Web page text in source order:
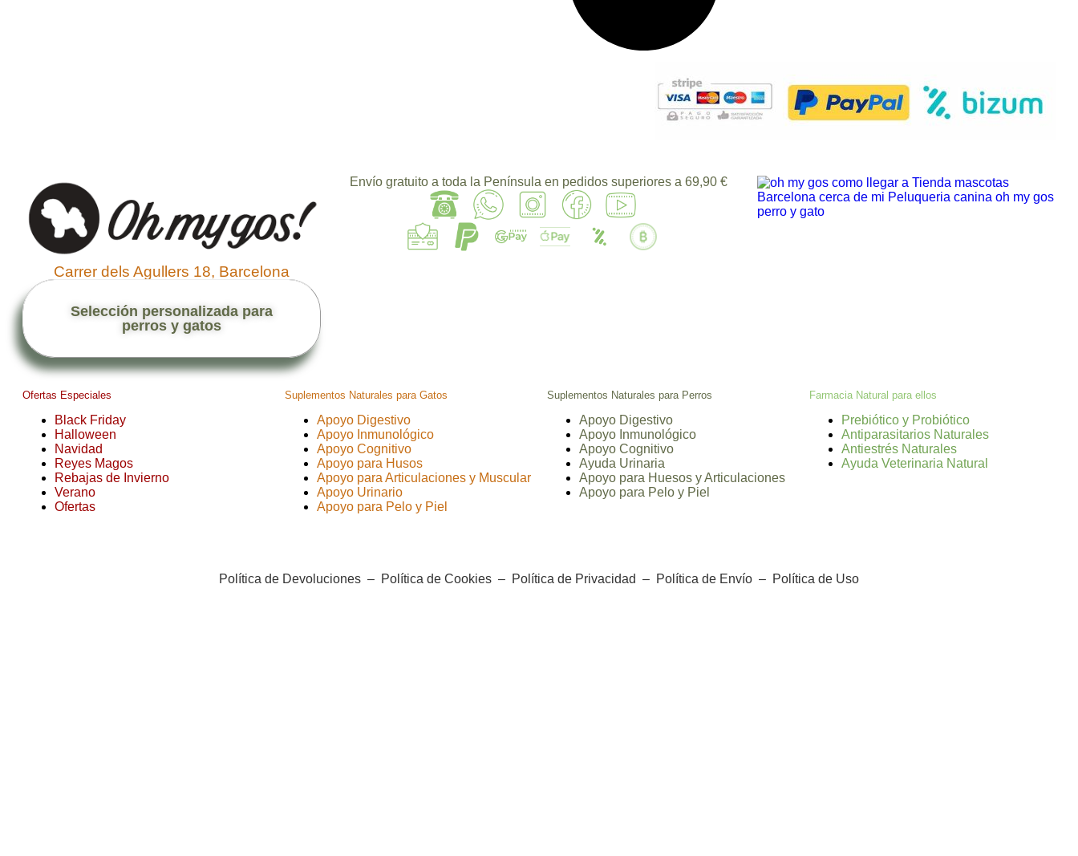
Carrer dels Agullers 18, Barcelona
Selección personalizada para
perros y gatos
Envío gratuito a toda la Península en pedidos superiores a 69,90 €
Ofertas Especiales
Black Friday
Halloween
Navidad
Reyes Magos
Rebajas de Invierno
Verano
Ofertas
Suplementos Naturales para Gatos
Apoyo Digestivo
Apoyo Inmunológico
Apoyo Cognitivo
Apoyo para Husos
Apoyo para Articulaciones y Muscular
Apoyo Urinario
Apoyo para Pelo y Piel
Suplementos Naturales para Perros
Apoyo Digestivo
Apoyo Inmunológico
Apoyo Cognitivo
Ayuda Urinaria
Apoyo para Huesos y Articulaciones
Apoyo para Pelo y Piel
Farmacia Natural para ellos
Prebiótico y Probiótico
Antiparasitarios Naturales
Antiestrés Naturales
Ayuda Veterinaria Natural
Política de Devoluciones– Política de Cookies– Política de Privacidad – Política de Envío – Política de Uso